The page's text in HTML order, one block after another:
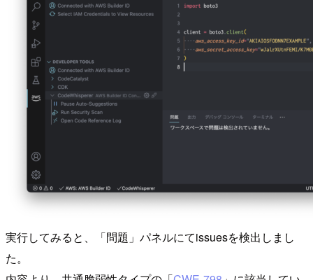
実行してみると、「問題」パネルにてissuesを検出しまし
た。